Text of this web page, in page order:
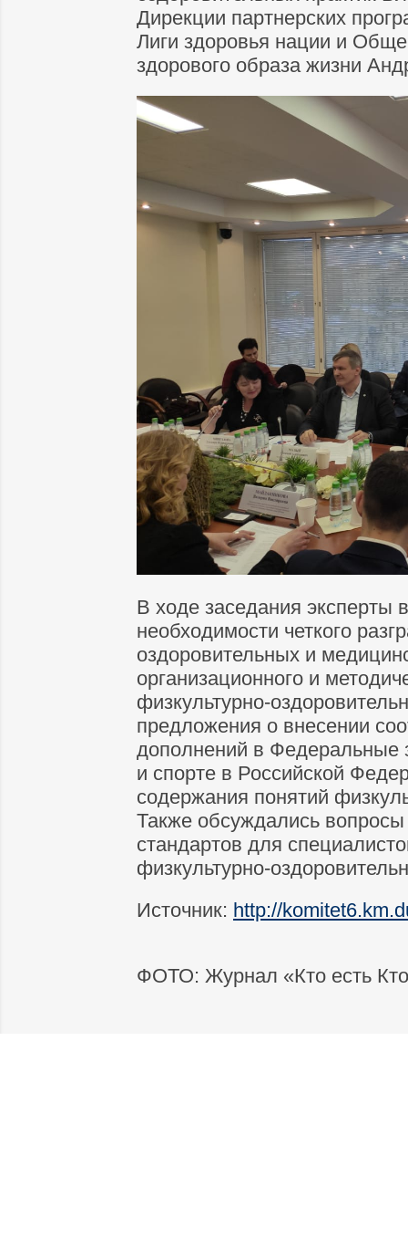
Дирекции партнерских
Лиги здоровья нации и
здорового образа жизни
В ходе заседания эксперты
необходимости четкого
оздоровительных и
организационного и
физкультурно-
предложения о внесении
дополнений в Федеральные
и спорте в Российской
содержания понятий
Также обсуждались
стандартов для
физкультурно-
Источник: http://
ФОТО: Журнал «Кто есть